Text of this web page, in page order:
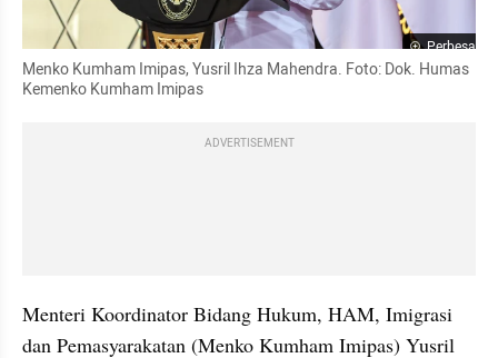
Perbesar
Menko Kumham Imipas, Yusril Ihza Mahendra. Foto: Dok. Humas
Kemenko Kumham Imipas
ADVERTISEMENT
Menteri Koordinator Bidang Hukum, HAM, Imigrasi
dan Pemasyarakatan (Menko Kumham Imipas) Yusril